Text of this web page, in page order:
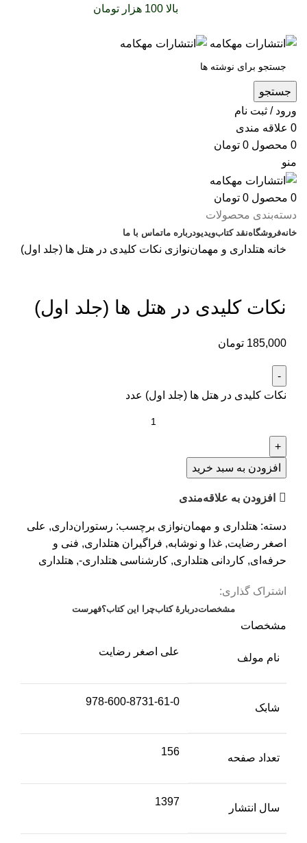
بالا 100 هزار تومان
جستجو
ورود / ثبت نام
0 علاقه مندی
0 محصول 0 تومان
منو
0 محصول 0 تومان
دسته‌بندی محصولات
خانهفروشگاهنقد کتابویدیودرباره‌ ماتماس با ما
خانه هتلداری و مهمان‌نوازی نکات کلیدی در هتل ها (جلد اول)
نکات کلیدی در هتل ها (جلد اول)
185,000 تومان
نکات کلیدی در هتل ها (جلد اول) عدد
افزودن به سبد خرید
افزودن به علاقه‌مندی
دسته: هتلداری و مهمان‌نوازی برچسب: رستوران‌داری, علی
اصغر رضایت, غذا و نوشابه, فراگیران هتلداری, فنی و
حرفه‌ای, کاردانی هتلداری, کارشناسی هتلداری-, هتلداری
اشتراک گذاری:
مشخصاتدربارهٔ کتابچرا این کتاب؟فهرست
مشخصات
نام مولف
علی اصغر رضایت
شابک
978-600-8731-61-0
تعداد صفحه
156
سال انتشار
1397